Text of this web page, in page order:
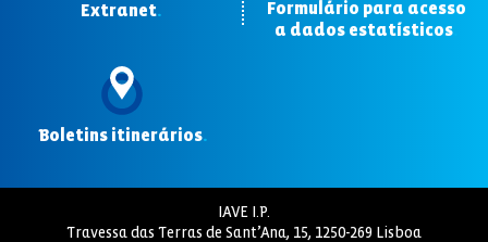
Extranet.
Formulário para acesso
a dados estatísticos
Boletins itinerários.
IAVE I.P.
Travessa das Terras de Sant’Ana, 15, 1250-269 Lisboa